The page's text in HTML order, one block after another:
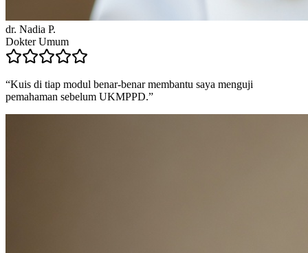
dr. Nadia P.
Dokter Umum
“Kuis di tiap modul benar-benar membantu saya menguji
pemahaman sebelum UKMPPD.”